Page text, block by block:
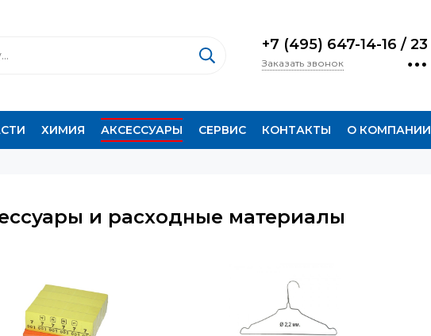
+7 (495) 647-14-16 / 23
Заказать звонок
ХИМИЯ АКСЕССУАРЫ СЕРВИС КОНТАКТЫ О КОМПАНИИ
и расходные материалы